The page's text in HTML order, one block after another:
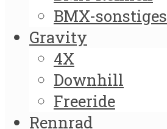
BMX-sonstiges
Gravity
4X
Downhill
Freeride
Rennrad